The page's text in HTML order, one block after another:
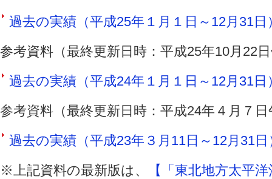
過去の実績（平成25年１月１日～12月31
参考資料（最終更新日時：平成25年10月22
過去の実績（平成24年１月１日～12月31
参考資料（最終更新日時：平成24年４月７
過去の実績（平成23年３月11日～12月31
※上記資料の最新版は、
【「東北地方太平